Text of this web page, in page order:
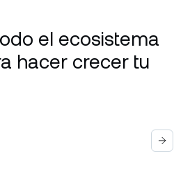
el ecosistema
hacer crecer tu